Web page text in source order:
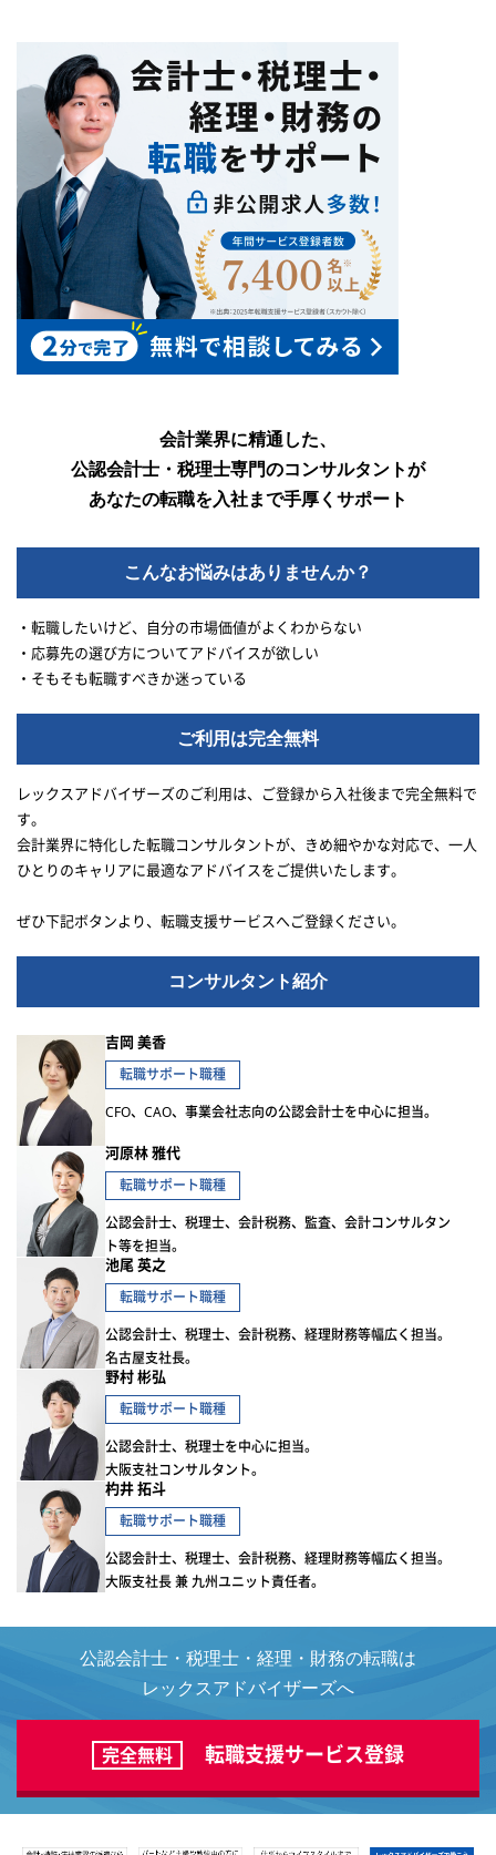
会計業界に精通した、
公認会計士・税理士専門のコンサルタントが
あなたの転職を入社まで手厚くサポート
こんなお悩みはありませんか？
・転職したいけど、自分の市場価値がよくわからない
・応募先の選び方についてアドバイスが欲しい
・そもそも転職すべきか迷っている
ご利用は完全無料
レックスアドバイザーズのご利用は、ご登録から入社後まで完全無料で
す。
会計業界に特化した転職コンサルタントが、きめ細やかな対応で、一人
ひとりのキャリアに最適なアドバイスをご提供いたします。
ぜひ下記ボタンより、転職支援サービスへご登録ください。
コンサルタント紹介
吉岡 美香
転職サポート職種
CFO、CAO、事業会社志向の公認会計士を中心に担当。
河原林 雅代
転職サポート職種
公認会計士、税理士、会計税務、監査、会計コンサルタン
ト等を担当。
池尾 英之
転職サポート職種
公認会計士、税理士、会計税務、経理財務等幅広く担当。
名古屋支社長。
野村 彬弘
転職サポート職種
公認会計士、税理士を中心に担当。
大阪支社コンサルタント。
杓井 拓斗
転職サポート職種
公認会計士、税理士、会計税務、経理財務等幅広く担当。
大阪支社長 兼 九州ユニット責任者。
公認会計士・税理士・経理・財務の転職は
レックスアドバイザーズへ
完全無料 転職支援サービス登録